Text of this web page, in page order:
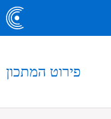
פירוט המתכון